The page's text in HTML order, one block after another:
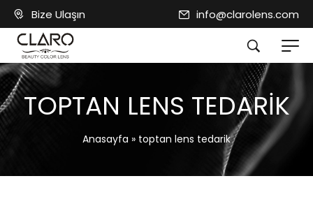
Bize Ulaşın info@clarolens.com
TOPTAN LENS TEDARIK
Anasayfa » toptan lens tedarik